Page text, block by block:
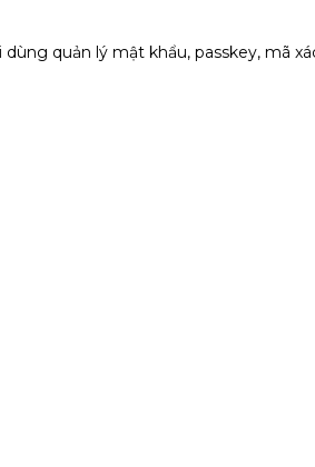
quản lý mật khẩu, passkey, mã